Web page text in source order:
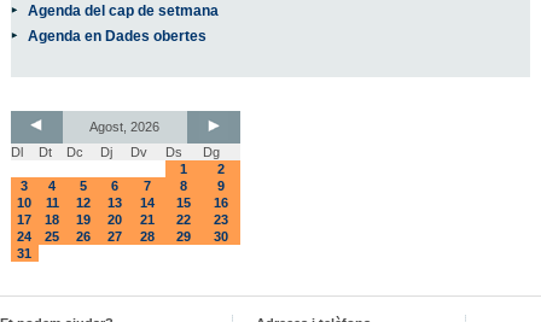
Agenda del cap de setmana
Agenda en Dades obertes
Agost, 2026
Dl
Dt Dc Dj Dv Ds
Dg
1
2
3
4 5 6 7 8
9
10
11 12 13 14 15
16
17
18 19 20 21 22
23
24
25 26 27 28 29
30
31